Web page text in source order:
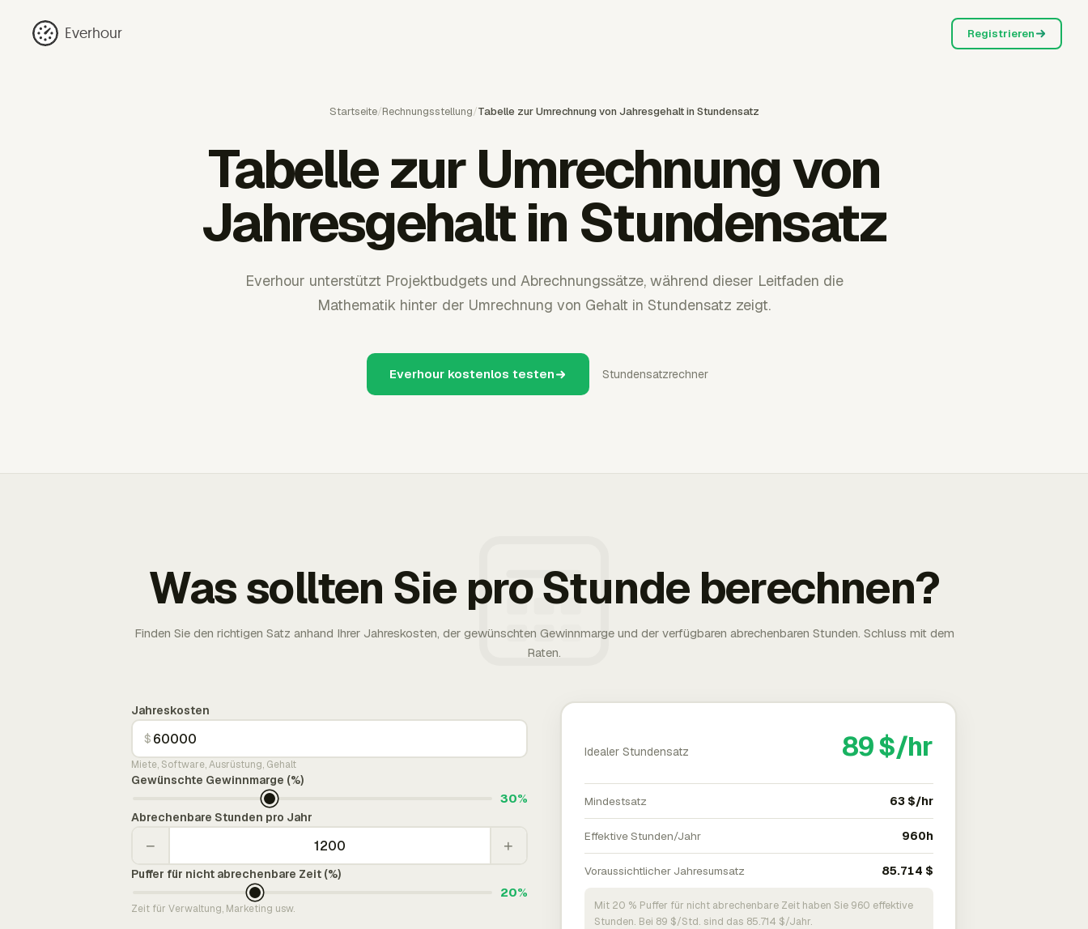
Everhour Registrieren
Startseite/Rechnungsstellung/Tabelle zur Umrechnung von Jahresgehalt in Stundensatz
Tabelle zur Umrechnung von
Jahresgehalt in Stundensatz
Everhour unterstützt Projektbudgets und Abrechnungssätze, während dieser Leitfaden die
Mathematik hinter der Umrechnung von Gehalt in Stundensatz zeigt.
Everhour kostenlos testen Stundensatzrechner
Was sollten Sie pro Stunde berechnen?
Finden Sie den richtigen Satz anhand Ihrer Jahreskosten, der gewünschten Gewinnmarge und der verfügbaren abrechenbaren Stunden. Schluss mit dem
Raten.
Jahreskosten
$
Miete, Software, Ausrüstung, Gehalt
Gewünschte Gewinnmarge (%)
30%
Abrechenbare Stunden pro Jahr
− +
Puffer für nicht abrechenbare Zeit (%)
20%
Zeit für Verwaltung, Marketing usw.
Idealer Stundensatz 89 $/hr
Mindestsatz 63 $/hr
Effektive Stunden/Jahr 960h
Voraussichtlicher Jahresumsatz 85.714 $
Mit 20 % Puffer für nicht abrechenbare Zeit haben Sie 960 effektive
Stunden. Bei 89 $/Std. sind das 85.714 $/Jahr.